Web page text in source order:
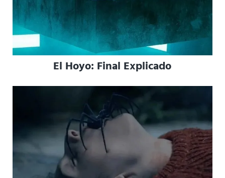
El Hoyo: Final Explicado